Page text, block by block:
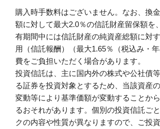
購入時手数料はございません。なお、換
額に対して最大2.0％の信託財産留保額を
有期間中には信託財産の純資産総額に対
用（信託報酬）（最大1.65％（税込み・
費をご負担いただく場合があります。
投資信託は、主に国内外の株式や公社債
る証券を投資対象とするため、当該資産
変動等により基準価額が変動することか
るおそれがあります。個別の投資信託ご
クの内容や性質が異なりますので、ご投